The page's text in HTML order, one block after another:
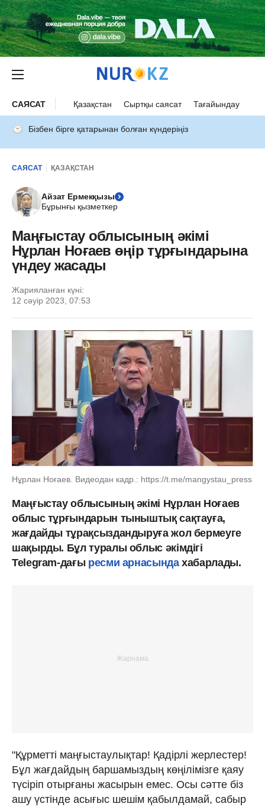
САЯСАТ Қазақстан Сыртқы саясат Тағайындау
Бізбен бірге қатарынан болған күндеріңіз
САЯСАТ ҚАЗАҚСТАН
Айзат Ермекқызы
Бұрынғы қызметкер
Маңғыстау облысының әкімі
Нұрлан Ноғаев өңір тұрғындарына
үндеу жасады
Жарияланған күні:
12 сәуір 2023, 07:53
Нұрлан Ноғаев. Видеодан кадр.: https://t.me/mangystau_press
Маңғыстау облысының әкімі Нұрлан Ноғаев
облыс тұрғындарын тыныштық сақтауға,
жағдайды тұрақсыздандыруға жол бермеуге
шақырды. Бұл туралы облыс әкімдігі
Telegram-дағы ресми арнасындахабарлады.
"Құрметті маңғыстаулықтар! Қадірлі жерлестер!
Бұл жағдайдың баршамыздың көңілімізге қаяу
түсіріп отырғаны жасырын емес. Осы сәтте біз
ашу үстінде асығыс шешім қабылдамай, сабыр